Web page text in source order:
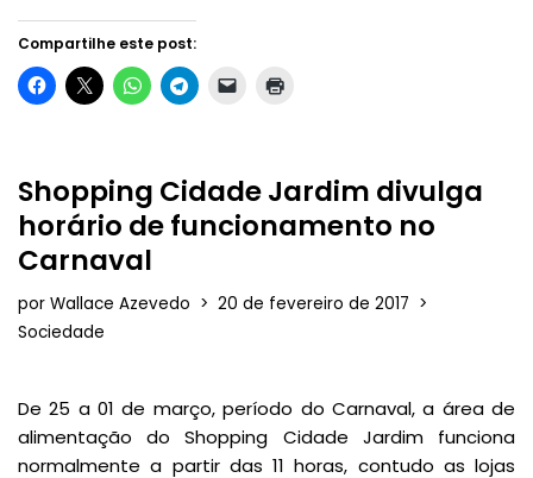
Compartilhe este post:
Shopping Cidade Jardim divulga
horário de funcionamento no
Carnaval
por Wallace Azevedo
20 de fevereiro de 2017
Sociedade
De 25 a 01 de março, período do Carnaval, a área de
alimentação do Shopping Cidade Jardim funciona
normalmente a partir das 11 horas, contudo as lojas